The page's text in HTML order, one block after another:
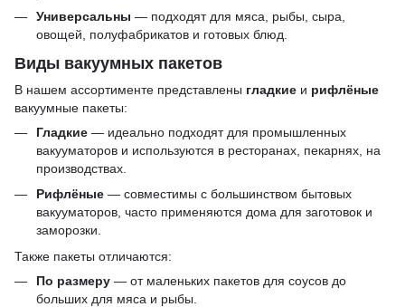
Универсальны — подходят для мяса, рыбы, сыра,
овощей, полуфабрикатов и готовых блюд.
Виды вакуумных пакетов
В нашем ассортименте представлены гладкие и рифлёные
вакуумные пакеты:
Гладкие — идеально подходят для промышленных
вакууматоров и используются в ресторанах, пекарнях, на
производствах.
Рифлёные — совместимы с большинством бытовых
вакууматоров, часто применяются дома для заготовок и
заморозки.
Также пакеты отличаются:
По размеру — от маленьких пакетов для соусов до
больших для мяса и рыбы.